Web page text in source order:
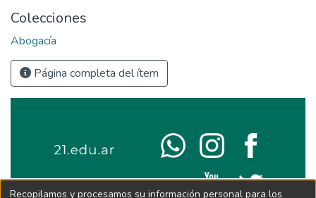
Colecciones
Abogacía
Página completa del ítem
Recopilamos y procesamos su información personal para los